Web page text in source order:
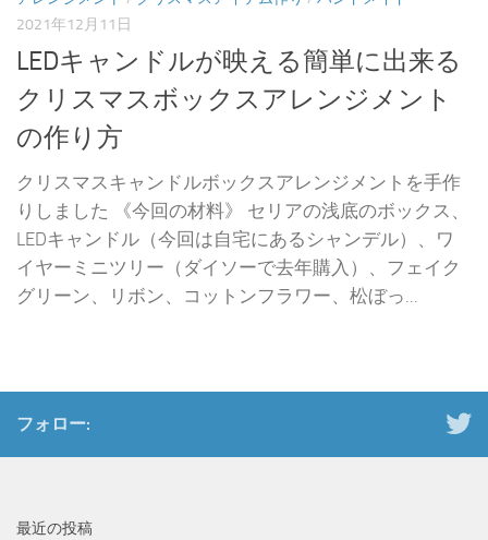
2021年12月11日
LEDキャンドルが映える簡単に出来る
クリスマスボックスアレンジメント
の作り方
クリスマスキャンドルボックスアレンジメントを手作
りしました 《今回の材料》 セリアの浅底のボックス、
LEDキャンドル（今回は自宅にあるシャンデル）、ワ
イヤーミニツリー（ダイソーで去年購入）、フェイク
グリーン、リボン、コットンフラワー、松ぼっ...
フォロー:
最近の投稿